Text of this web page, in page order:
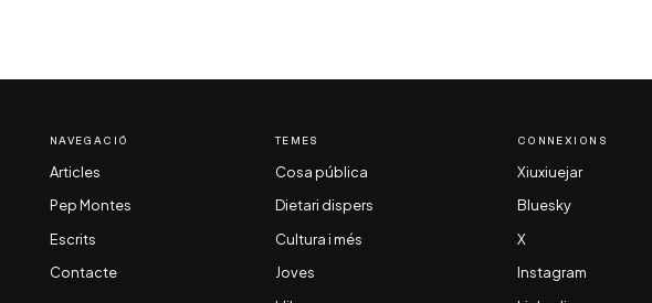
NAVEGACIÓ
Articles
Pep Montes
Escrits
Contacte
TEMES
Cosa pública
Dietari dispers
Cultura i més
Joves
CONNEXIONS
Xiuxiuejar
Bluesky
X
Instagram